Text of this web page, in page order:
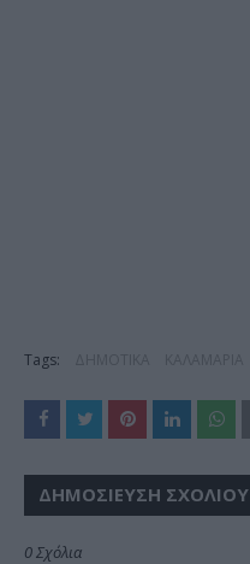
Tags:
ΔΗΜΟΣΊΕΥΣΗ ΣΧΟΛΊΟΥ
0 Σχόλια